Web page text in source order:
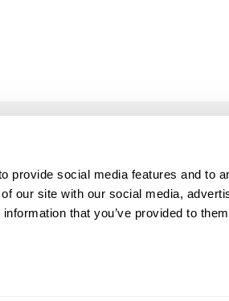
provide social media features and to
our site with our social media,
that you’ve provided to
FAQ’S
Política de Privacidade